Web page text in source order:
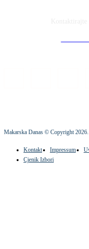
Makarska Danas © Copyright2026
Kontakt Impressum
Cjenik Izbori